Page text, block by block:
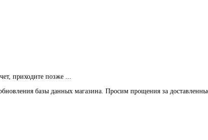
приходите позже ...
базы данных магазина. Просим прощения за